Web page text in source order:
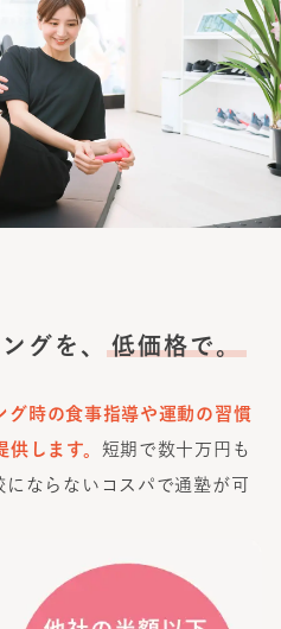
グを、 低価格で。
グ時の食事指導や運動の習慣
します。 短期で数十万円も
ならないコスパで通塾が可